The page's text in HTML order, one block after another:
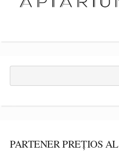
PARTENER PREȚIOS AL